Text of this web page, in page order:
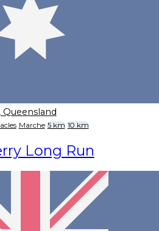
Queensland
Marche 5 km 10 km
Long Run